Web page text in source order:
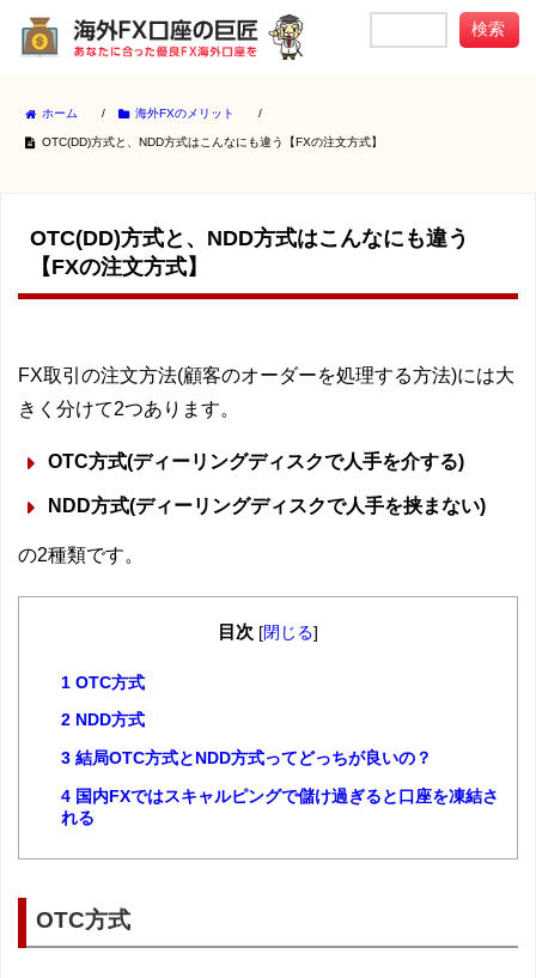
ホーム / 海外FXのメリット /
OTC(DD)方式と、NDD方式はこんなにも違う【FXの注文方式】
OTC(DD)方式と、NDD方式はこんなにも違う
【FXの注文方式】
FX取引の注文方法(顧客のオーダーを処理する方法)には大
きく分けて2つあります。
OTC方式(ディーリングディスクで人手を介する)
NDD方式(ディーリングディスクで人手を挟まない)
の2種類です。
目次 [閉じる]
1 OTC方式
2 NDD方式
3 結局OTC方式とNDD方式ってどっちが良いの？
4 国内FXではスキャルピングで儲け過ぎると口座を凍結さ
れる
OTC方式